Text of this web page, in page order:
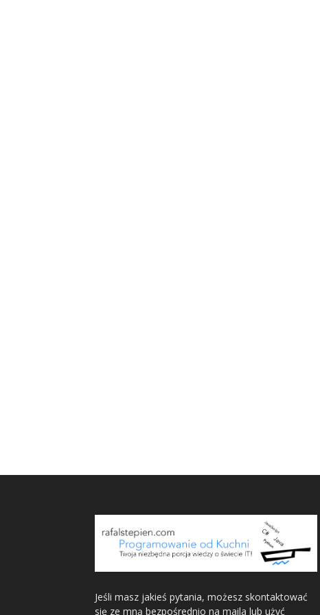
Jeśli masz jakieś pytania, możesz skontaktować
się ze mną bezpośrednio na maila lub użyć